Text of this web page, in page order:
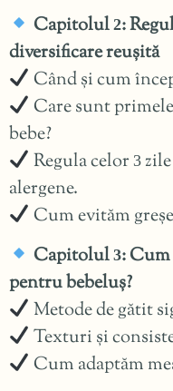
Capitolul 2:
diversificare reușită
Când și cum
Care sunt
bebe?
Regula celor 3zile
alergene.
Cum evităm
Capitolul 3:
pentru bebeluș?
Metode de gătit
Texturi și
Cum adaptăm